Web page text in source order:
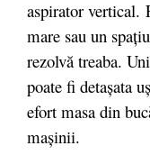
aspirator vertical.
mare sau un
rezolvă treaba.
poate fi detaşata
efort masa din
maşinii.